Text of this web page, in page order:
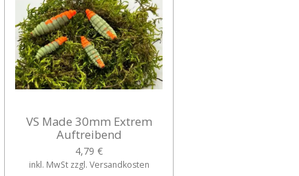
VS Made 30mm Extrem
Auftreibend
4,79 €
inkl. MwSt zzgl. Versandkosten